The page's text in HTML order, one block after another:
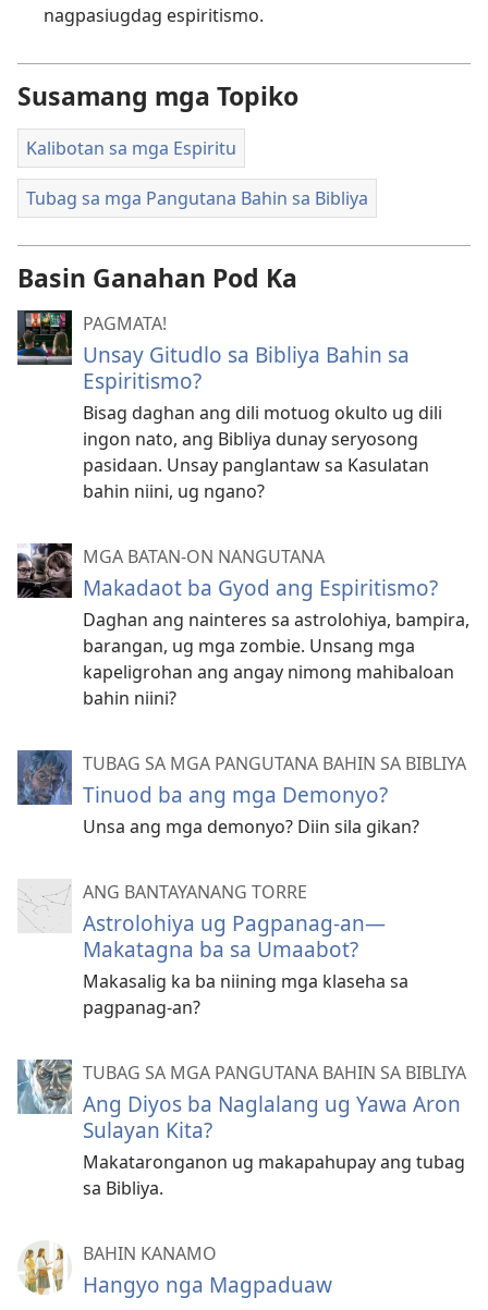
nagpasiugdag espiritismo.
Susamang mga Topiko
Kalibotan sa mga Espiritu
Tubag sa mga Pangutana Bahin sa Bibliya
Basin Ganahan Pod Ka
PAGMATA!
Unsay Gitudlo sa Bibliya Bahin sa
Espiritismo?
Bisag daghan ang dili motuog okulto ug dili
ingon nato, ang Bibliya dunay seryosong
pasidaan. Unsay panglantaw sa Kasulatan
bahin niini, ug ngano?
MGA BATAN-ON NANGUTANA
Makadaot ba Gyod ang Espiritismo?
Daghan ang nainteres sa astrolohiya, bampira,
barangan, ug mga zombie. Unsang mga
kapeligrohan ang angay nimong mahibaloan
bahin niini?
TUBAG SA MGA PANGUTANA BAHIN SA BIBLIYA
Tinuod ba ang mga Demonyo?
Unsa ang mga demonyo? Diin sila gikan?
ANG BANTAYANANG TORRE
Astrolohiya ug Pagpanag-an—
Makatagna ba sa Umaabot?
Makasalig ka ba niining mga klaseha sa
pagpanag-an?
TUBAG SA MGA PANGUTANA BAHIN SA BIBLIYA
Ang Diyos ba Naglalang ug Yawa Aron
Sulayan Kita?
Makataronganon ug makapahupay ang tubag
sa Bibliya.
BAHIN KANAMO
Hangyo nga Magpaduaw